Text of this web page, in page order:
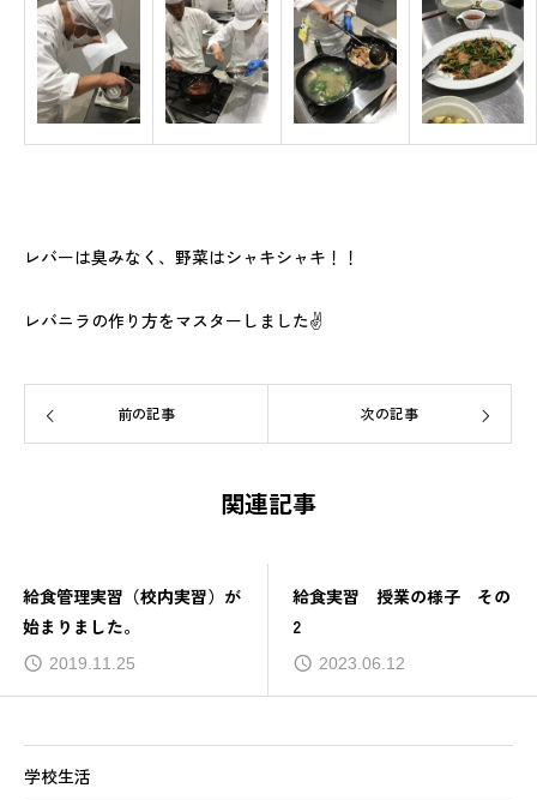
レバーは臭みなく、野菜はシャキシャキ！！
レバニラの作り方をマスターしました✌
前の記事 次の記事
関連記事
給食管理実習（校内実習）が
始まりました。
2019.11.25
給食実習 授業の様子 その
2
2023.06.12
学校生活